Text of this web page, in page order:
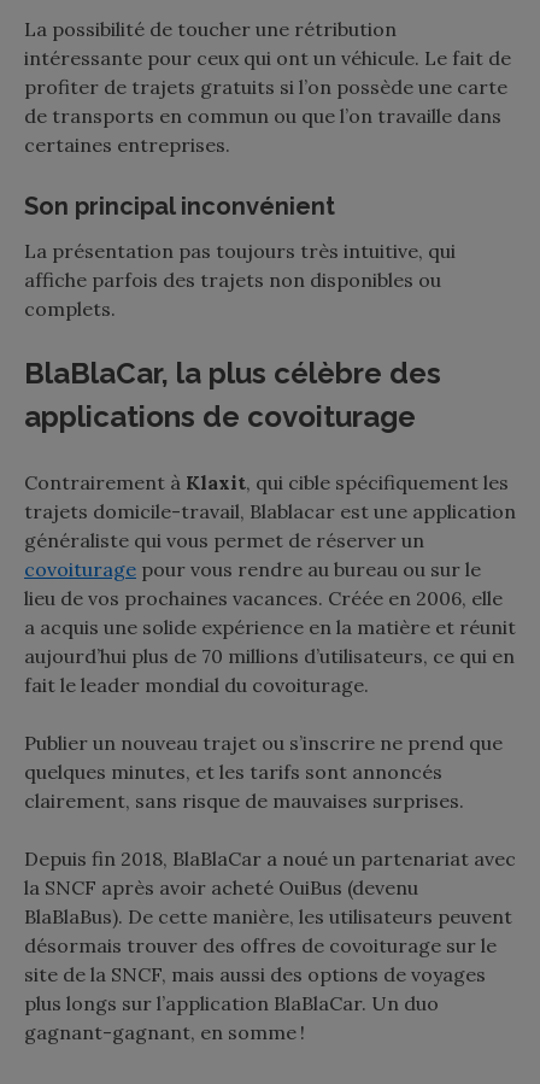
La possibilité de toucher une rétribution
intéressante pour ceux qui ont un véhicule. Le fait de
profiter de trajets gratuits si l’on possède une carte
de transports en commun ou que l’on travaille dans
certaines entreprises.
Son principal inconvénient
La présentation pas toujours très intuitive, qui
affiche parfois des trajets non disponibles ou
complets.
BlaBlaCar, la plus célèbre des
applications de covoiturage
Contrairement à Klaxit, qui cible spécifiquement les
trajets domicile-travail, Blablacar est une application
généraliste qui vous permet de réserver un
covoiturage pour vous rendre au bureau ou sur le
lieu de vos prochaines vacances. Créée en 2006, elle
a acquis une solide expérience en la matière et réunit
aujourd’hui plus de 70 millions d’utilisateurs, ce qui en
fait le leader mondial du covoiturage.
Publier un nouveau trajet ou s’inscrire ne prend que
quelques minutes, et les tarifs sont annoncés
clairement, sans risque de mauvaises surprises.
Depuis fin 2018, BlaBlaCar a noué un partenariat avec
la SNCF après avoir acheté OuiBus (devenu
BlaBlaBus). De cette manière, les utilisateurs peuvent
désormais trouver des offres de covoiturage sur le
site de la SNCF, mais aussi des options de voyages
plus longs sur l’application BlaBlaCar. Un duo
gagnant-gagnant, en somme !